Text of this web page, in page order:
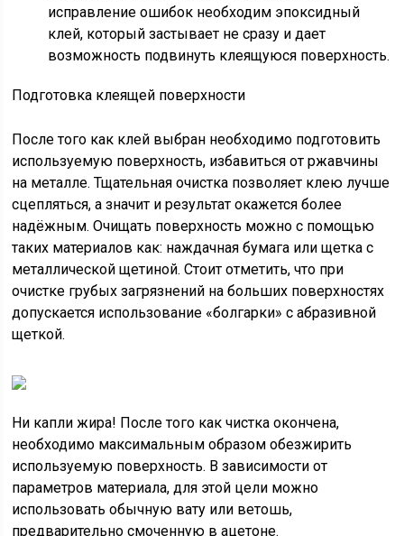
исправление ошибок необходим эпоксидный
клей, который застывает не сразу и дает
возможность подвинуть клеящуюся поверхность.
Подготовка клеящей поверхности
После того как клей выбран необходимо подготовить
используемую поверхность, избавиться от ржавчины
на металле. Тщательная очистка позволяет клею лучше
сцепляться, а значит и результат окажется более
надёжным. Очищать поверхность можно с помощью
таких материалов как: наждачная бумага или щетка с
металлической щетиной. Стоит отметить, что при
очистке грубых загрязнений на больших поверхностях
допускается использование «болгарки» с абразивной
щеткой.
Ни капли жира! После того как чистка окончена,
необходимо максимальным образом обезжирить
используемую поверхность. В зависимости от
параметров материала, для этой цели можно
использовать обычную вату или ветошь,
предварительно смоченную в ацетоне.